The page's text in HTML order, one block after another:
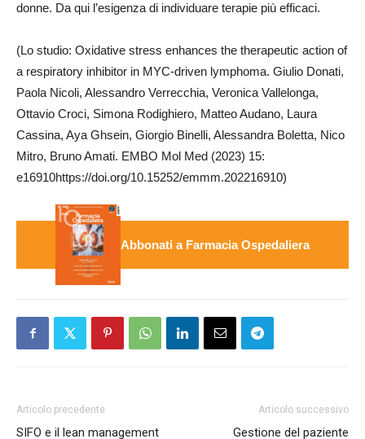
donne. Da qui l’esigenza di individuare terapie più efficaci.
(Lo studio: Oxidative stress enhances the therapeutic action of
a respiratory inhibitor in MYC-driven lymphoma. Giulio Donati,
Paola Nicoli, Alessandro Verrecchia, Veronica Vallelonga,
Ottavio Croci, Simona Rodighiero, Matteo Audano, Laura
Cassina, Aya Ghsein, Giorgio Binelli, Alessandra Boletta, Nico
Mitro, Bruno Amati. EMBO Mol Med (2023) 15:
e16910https://doi.org/10.15252/emmm.202216910)
Abbonati a Farmacia Ospedaliera
Articolo precedente
SIFO e il lean management
Articolo successivo
Gestione del paziente